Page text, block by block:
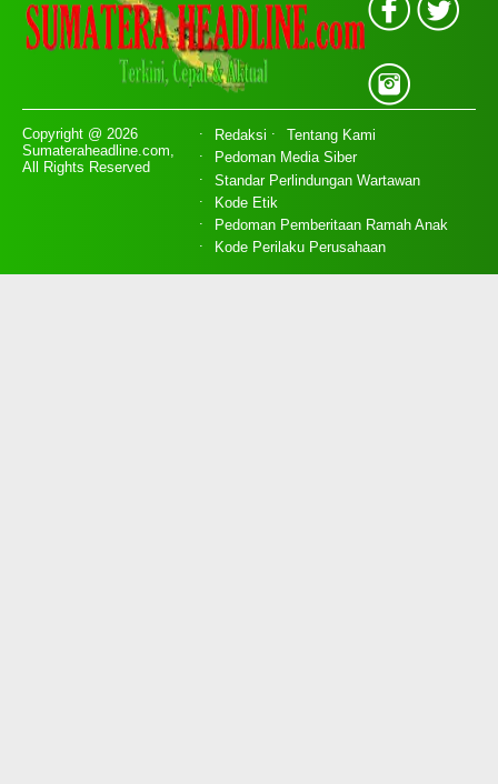
Copyright @ 2026
Sumateraheadline.com,
All Rights Reserved
Redaksi
Tentang Kami
Pedoman Media Siber
Standar Perlindungan Wartawan
Kode Etik
Pedoman Pemberitaan Ramah Anak
Kode Perilaku Perusahaan